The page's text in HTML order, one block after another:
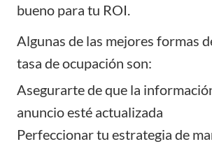
bueno para tu ROI.
Algunas de las mejores formas
tasa de ocupación son:
Asegurarte de que la
anuncio esté actualizada
Perfeccionar tu estrategia de